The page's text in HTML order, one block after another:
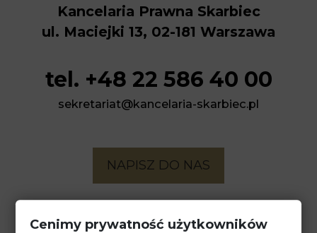
Kancelaria Prawna Skarbiec
ul. Maciejki 13, 02-181 Warszawa
tel. +48 22 586 40 00
sekretariat@kancelaria-skarbiec.pl
NAPISZ DO NAS
Cenimy prywatność użytkowników